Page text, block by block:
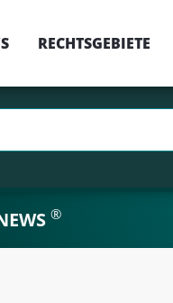
RECHTSGEBIETE
®